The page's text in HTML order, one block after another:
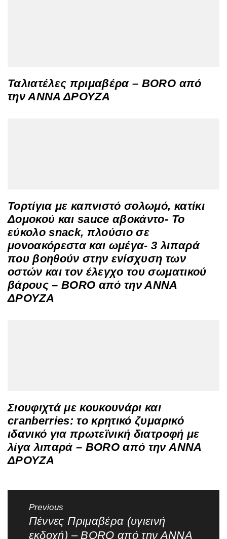
Ταλιατέλες πριμαβέρα – BORO από
την ΑΝΝΑ ΔΡΟΥΖΑ
Τορτίγια με καπνιστό σολωμό, κατίκι
Δομοκού και sauce αβοκάντο- Το
εύκολο snack, πλούσιο σε
μονοακόρεστα και ωμέγα- 3 λιπαρά
που βοηθούν στην ενίσχυση των
οστών και τον έλεγχο του σωματικού
βάρους – BORO από την ΑΝΝΑ
ΔΡΟΥΖΑ
Σιουφιχτά με κουκουνάρι και
cranberries: το κρητικό ζυμαρικό
ιδανικό για πρωτεϊνική διατροφή με
λίγα λιπαρά – BORO από την ΑΝΝΑ
ΔΡΟΥΖΑ
άρθρων
Previous
Previous
post:
Πέννες Πριμαβέρα (υγιεινή
εκδοχή) – BORO από την ΑΝΝΑ